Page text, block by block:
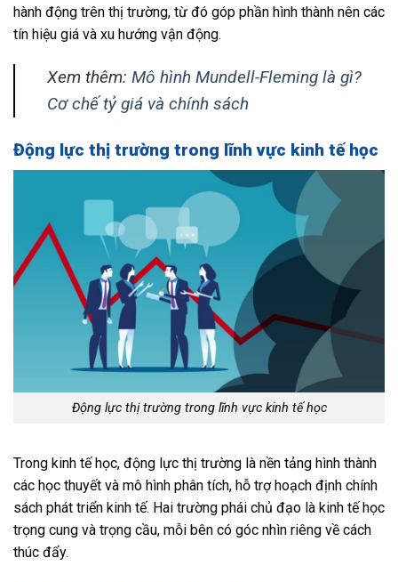
hành động trên thị trường, từ đó góp phần hình thành nên các
tín hiệu giá và xu hướng vận động.
Xem thêm: Mô hình Mundell-Fleming là gì?
Cơ chế tỷ giá và chính sách
Động lực thị trường trong lĩnh vực kinh tế học
Động lực thị trường trong lĩnh vực kinh tế học
Trong kinh tế học, động lực thị trường là nền tảng hình thành
các học thuyết và mô hình phân tích, hỗ trợ hoạch định chính
sách phát triển kinh tế. Hai trường phái chủ đạo là kinh tế học
trọng cung và trọng cầu, mỗi bên có góc nhìn riêng về cách
thúc đẩy.